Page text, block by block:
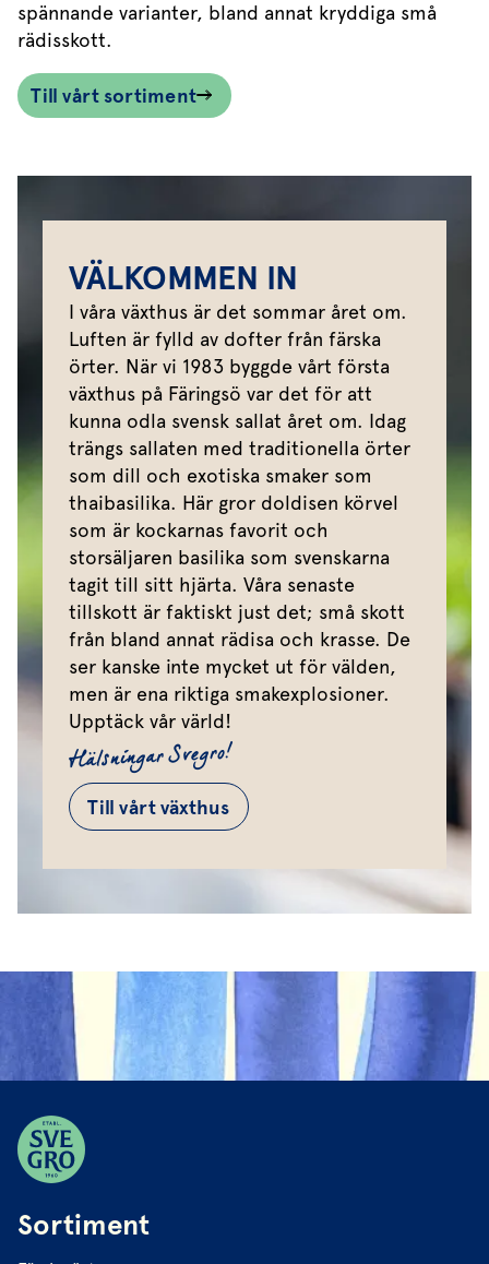
spännande varianter, bland annat kryddiga små
rädisskott.
Till vårt sortiment
VÄLKOMMEN IN
I våra växthus är det sommar året om.
Luften är fylld av dofter från färska
örter. När vi 1983 byggde vårt första
växthus på Färingsö var det för att
kunna odla svensk sallat året om. Idag
trängs sallaten med traditionella örter
som dill och exotiska smaker som
thaibasilika. Här gror doldisen körvel
som är kockarnas favorit och
storsäljaren basilika som svenskarna
tagit till sitt hjärta. Våra senaste
tillskott är faktiskt just det; små skott
från bland annat rädisa och krasse. De
ser kanske inte mycket ut för välden,
men är ena riktiga smakexplosioner.
Upptäck vår värld!
Hälsningar Svegro!
Till vårt växthus
Sortiment